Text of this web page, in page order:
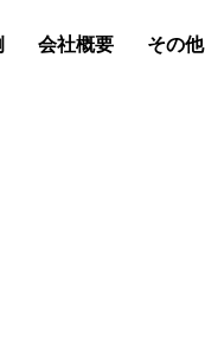
会社概要 その他